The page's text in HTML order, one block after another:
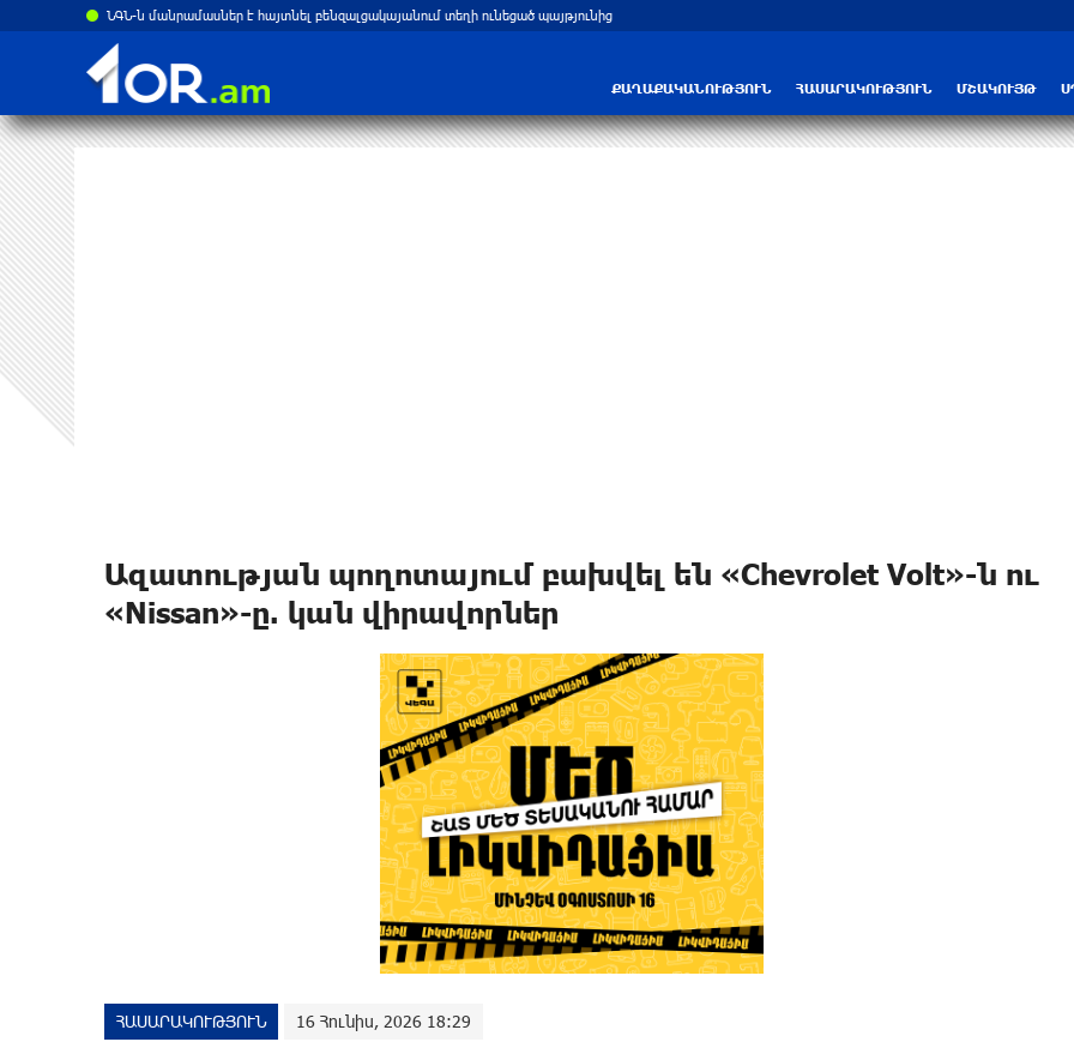
ՆԳՆ-ն մանրամասներ է հայտնել բենզալցակայանում տեղի ունեցած պայթյունից
ՔԱՂԱՔԱԿԱՆՈՒԹՅՈՒՆ ՀԱՍԱՐԱԿՈՒԹՅՈՒՆ ՄՇԱԿՈՒՅԹ
Ազատության պողոտայում բախվել են «Chevrolet Volt»-ն ու
«Nissan»-ը. կան վիրավnրներ
ՀԱՍԱՐԱԿՈՒԹՅՈՒՆ 16 Հունիս, 2026 18:29